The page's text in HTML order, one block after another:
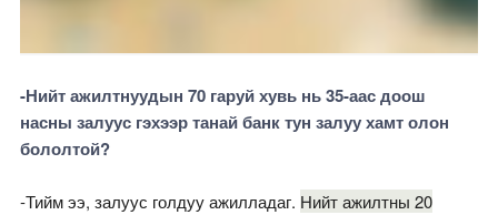
-Нийт ажилтнуудын 70 гаруй хувь нь 35-аас доош
насны залуус гэхээр танай банк тун залуу хамт олон
бололтой?
-Тийм ээ, залуус голдуу ажилладаг. Нийт ажилтны 20